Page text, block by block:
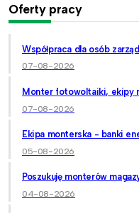
Oferty pracy
Współpraca dla osób
07-08-2026
Monter fotowoltaiki, ekipy
07-08-2026
Ekipa monterska - banki
05-08-2026
Poszukuję monterów
04-08-2026